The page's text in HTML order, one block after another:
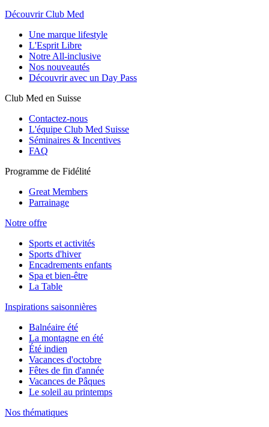
Découvrir Club Med
Une marque lifestyle
L'Esprit Libre
Notre All-inclusive
Nos nouveautés
Découvrir avec un Day Pass
Club Med en Suisse
Contactez-nous
L'équipe Club Med Suisse
Séminaires & Incentives
FAQ
Programme de Fidélité
Great Members
Parrainage
Notre offre
Sports et activités
Sports d'hiver
Encadrements enfants
Spa et bien-être
La Table
Inspirations saisonnières
Balnéaire été
La montagne en été
Été indien
Vacances d'octobre
Fêtes de fin d'année
Vacances de Pâques
Le soleil au printemps
Nos thématiques